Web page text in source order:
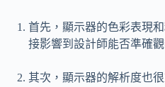
首先，顯示器的色彩表現
接影響到設計師能否準確
其次，顯示器的解析度也